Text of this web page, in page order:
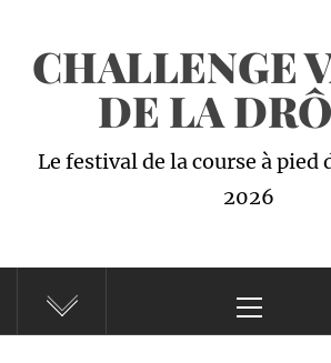
contenu
CHALLENGE
DE LA
Le festival de la course à pied
2026
principal